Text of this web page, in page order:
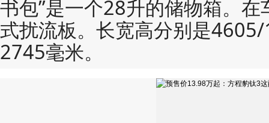
书包”是一个28升的储物箱。
式扰流板。长宽高分别是
2745毫米。